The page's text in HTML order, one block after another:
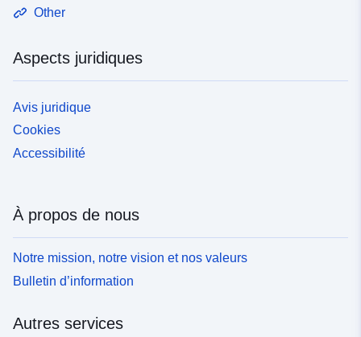
Other
Aspects juridiques
Avis juridique
Cookies
Accessibilité
À propos de nous
Notre mission, notre vision et nos valeurs
Bulletin d’information
Autres services